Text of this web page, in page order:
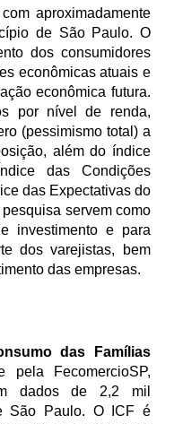
aproximadamente
de São Paulo. O
dos consumidores
econômicas atuais e
econômica futura.
por nível de renda,
(pessimismo total) a
além do índice
das Condições
das Expectativas do
servem como
investimento e para
dos varejistas, bem
das empresas.
das Famílias
pela FecomercioSP,
dados de 2,2 mil
São Paulo. O ICF é